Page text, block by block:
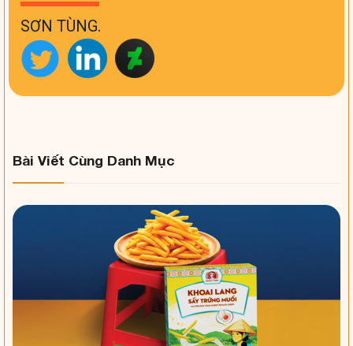
SƠN TÙNG.
Bài Viết Cùng Danh Mục